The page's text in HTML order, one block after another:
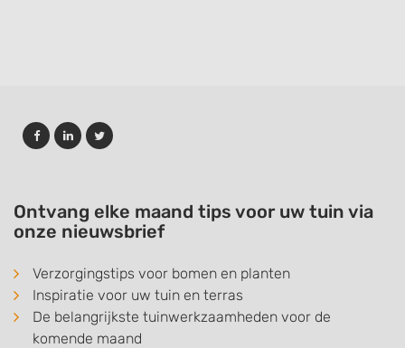
Ontvang elke maand tips voor uw tuin via
onze nieuwsbrief
Verzorgingstips voor bomen en planten
Inspiratie voor uw tuin en terras
De belangrijkste tuinwerkzaamheden voor de
komende maand